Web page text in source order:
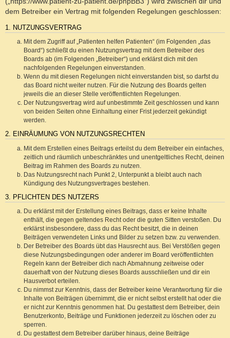
dem Betreiber ein Vertrag mit folgenden Regelungen geschlossen:
1. NUTZUNGSVERTRAG
Mit dem Zugriff auf „Patienten helfen Patienten“ (im Folgenden „das
Board“) schließt du einen Nutzungsvertrag mit dem Betreiber des
Boards ab (im Folgenden „Betreiber“) und erklärst dich mit den
nachfolgenden Regelungen einverstanden.
Wenn du mit diesen Regelungen nicht einverstanden bist, so darfst du
das Board nicht weiter nutzen. Für die Nutzung des Boards gelten
jeweils die an dieser Stelle veröffentlichten Regelungen.
Der Nutzungsvertrag wird auf unbestimmte Zeit geschlossen und kann
von beiden Seiten ohne Einhaltung einer Frist jederzeit gekündigt
werden.
2. EINRÄUMUNG VON NUTZUNGSRECHTEN
Mit dem Erstellen eines Beitrags erteilst du dem Betreiber ein einfaches,
zeitlich und räumlich unbeschränktes und unentgeltliches Recht, deinen
Beitrag im Rahmen des Boards zu nutzen.
Das Nutzungsrecht nach Punkt 2, Unterpunkt a bleibt auch nach
Kündigung des Nutzungsvertrages bestehen.
3. PFLICHTEN DES NUTZERS
Du erklärst mit der Erstellung eines Beitrags, dass er keine Inhalte
enthält, die gegen geltendes Recht oder die guten Sitten verstoßen. Du
erklärst insbesondere, dass du das Recht besitzt, die in deinen
Beiträgen verwendeten Links und Bilder zu setzen bzw. zu verwenden.
Der Betreiber des Boards übt das Hausrecht aus. Bei Verstößen gegen
diese Nutzungsbedingungen oder anderer im Board veröffentlichten
Regeln kann der Betreiber dich nach Abmahnung zeitweise oder
dauerhaft von der Nutzung dieses Boards ausschließen und dir ein
Hausverbot erteilen.
Du nimmst zur Kenntnis, dass der Betreiber keine Verantwortung für die
Inhalte von Beiträgen übernimmt, die er nicht selbst erstellt hat oder die
er nicht zur Kenntnis genommen hat. Du gestattest dem Betreiber, dein
Benutzerkonto, Beiträge und Funktionen jederzeit zu löschen oder zu
sperren.
Du gestattest dem Betreiber darüber hinaus, deine Beiträge